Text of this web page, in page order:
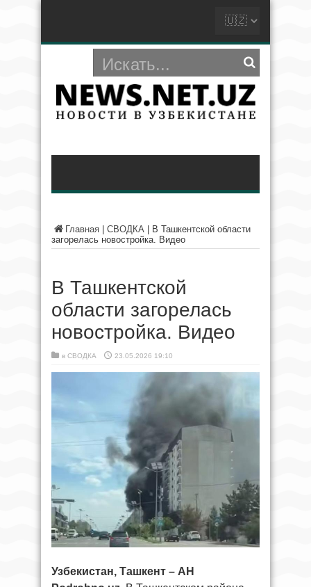
Главная СВОДКА
В Ташкентской области
загорелась новостройка. Видео
В Ташкентской
области загорелась
новостройка. Видео
в СВОДКА 23.05.2026 19:10
Узбекистан, Ташкент – АН